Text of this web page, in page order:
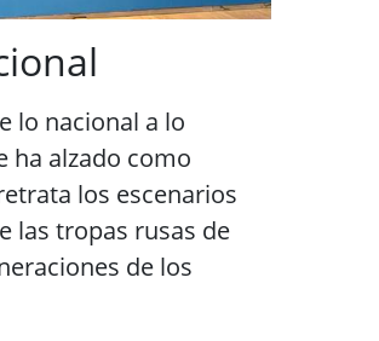
lo nacional a lo
ha alzado como
los escenarios
las tropas rusas de
de los